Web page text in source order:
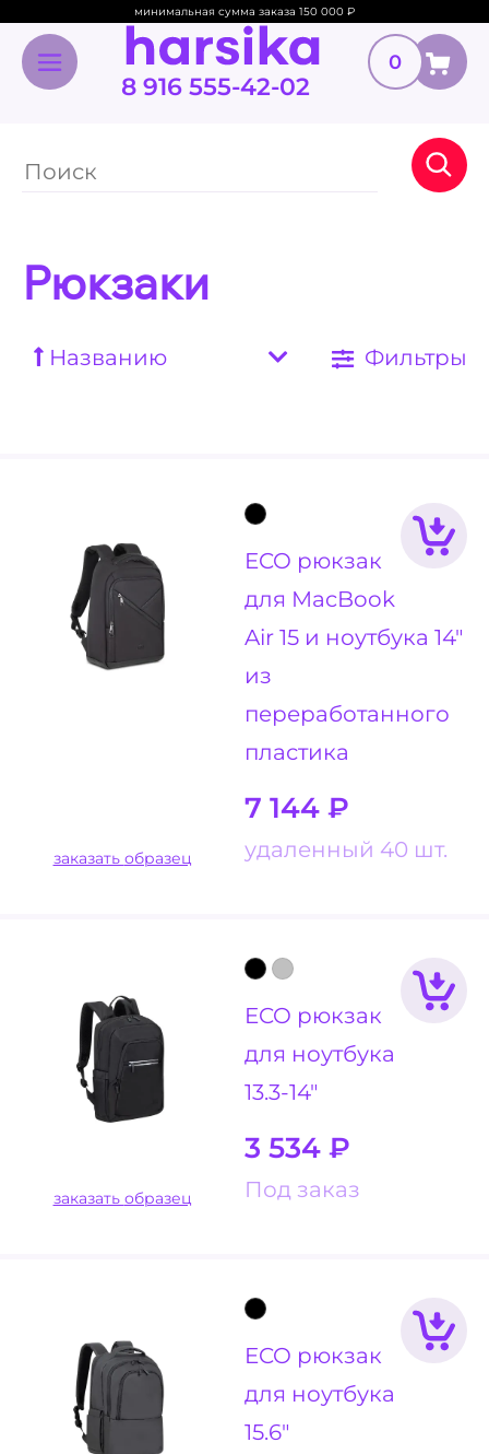
минимальная сумма заказа 150 000 ₽
8 916 555-42-02
0
Рюкзаки
Названию Фильтры
ECO рюкзак
для MacBook
Air 15 и ноутбука 14"
из
переработанного
пластика
7 144 ₽
удаленный 40 шт.
заказать образец
ECO рюкзак
для ноутбука
13.3-14"
3 534 ₽
Под заказ
заказать образец
ECO рюкзак
для ноутбука
15.6"